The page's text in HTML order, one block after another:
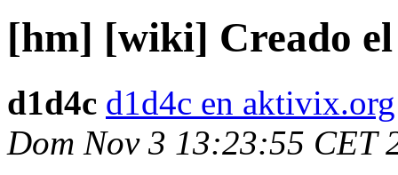
[hm] [wiki] Creado
d1d4c d1d4c en aktivix.org
Dom Nov 3 13:23:55 CET